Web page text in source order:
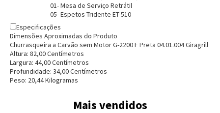
01- Mesa de Serviço Retrátil
05- Espetos Tridente ET-510
Especificações
Dimensões Aproximadas do Produto
Churrasqueira a Carvão sem Motor G-2200 F Preta 04.01.004 Giragrill
Altura: 82,00Centímetros
Largura: 44,00Centímetros
Profundidade: 34,00Centímetros
Peso: 20,44Kilogramas
Mais vendidos